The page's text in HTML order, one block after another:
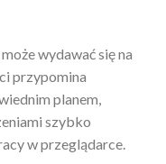
wydawać się na
przypomina
planem,
szybko
w przeglądarce.